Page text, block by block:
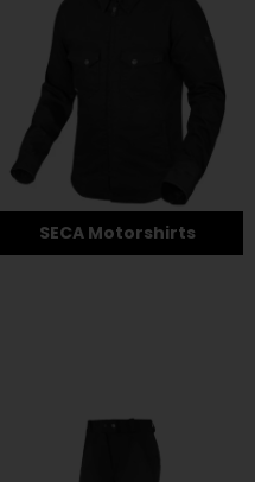
SECA Motorshirts